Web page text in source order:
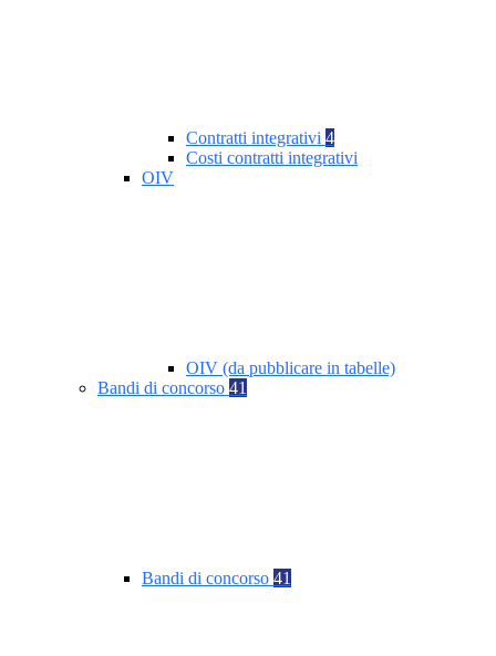
Contratti integrativi 4
Costi contratti integrativi
OIV
OIV (da pubblicare in tabelle)
Bandi di concorso 41
Bandi di concorso 41